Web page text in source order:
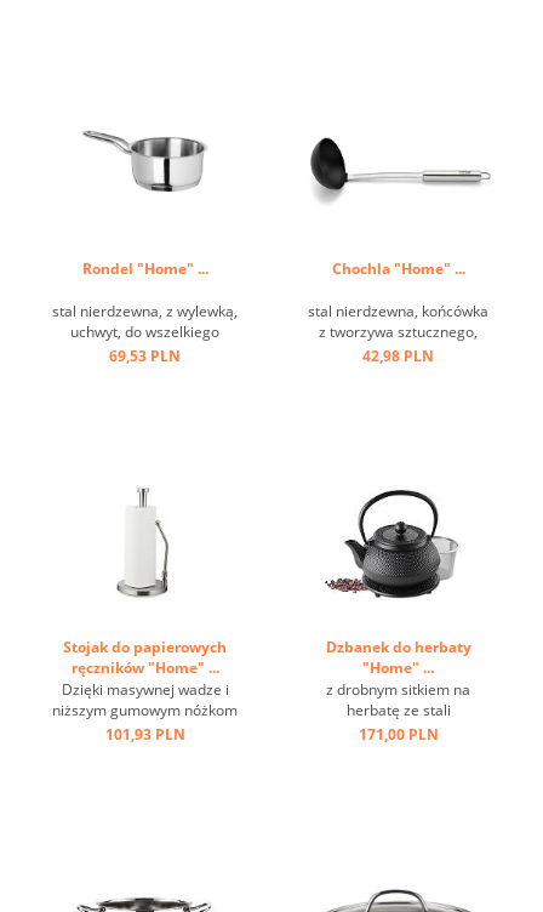
Rondel "Home" ...
stal nierdzewna, z wylewką,
uchwyt, do wszelkiego
rodzaju kuchenek ...
69,53 PLN
Chochla "Home" ...
stal nierdzewna, końcówka
z tworzywa sztucznego,
czarna, stal nierdzewna,
42,98 PLN
Stojak do papierowych
ręczników "Home" ...
Dzięki masywnej wadze i
niższym gumowym nóżkom
jest antypoślizgowy i
101,93 PLN
Dzbanek do herbaty
"Home" ...
z drobnym sitkiem na
herbatę ze stali
nierdzewnej,włącznie ze
...
171,00 PLN